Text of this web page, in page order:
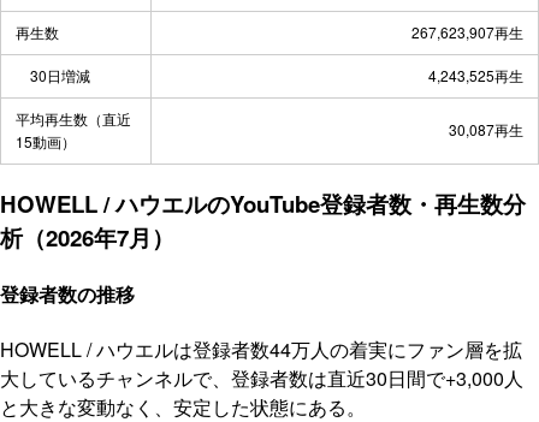
再生数 267,623,907再生
30日増減 4,243,525再生
平均再生数（直近
15動画）
30,087再生
HOWELL / ハウエルのYouTube登録者数・再生数分
析（2026年7月）
登録者数の推移
HOWELL / ハウエルは登録者数44万人の着実にファン層を拡
大しているチャンネルで、登録者数は直近30日間で+3,000人
と大きな変動なく、安定した状態にある。